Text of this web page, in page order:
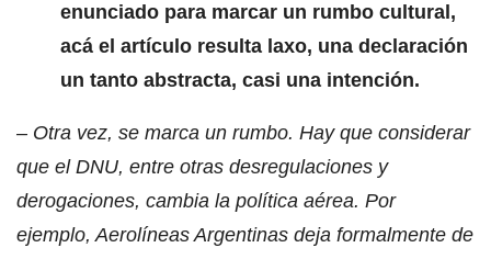
enunciado para marcar un rumbo cultural,
acá el artículo resulta laxo, una declaración
un tanto abstracta, casi una intención.
– Otra vez, se marca un rumbo. Hay que considerar
que el DNU, entre otras desregulaciones y
derogaciones, cambia la política aérea. Por
ejemplo, Aerolíneas Argentinas deja formalmente de